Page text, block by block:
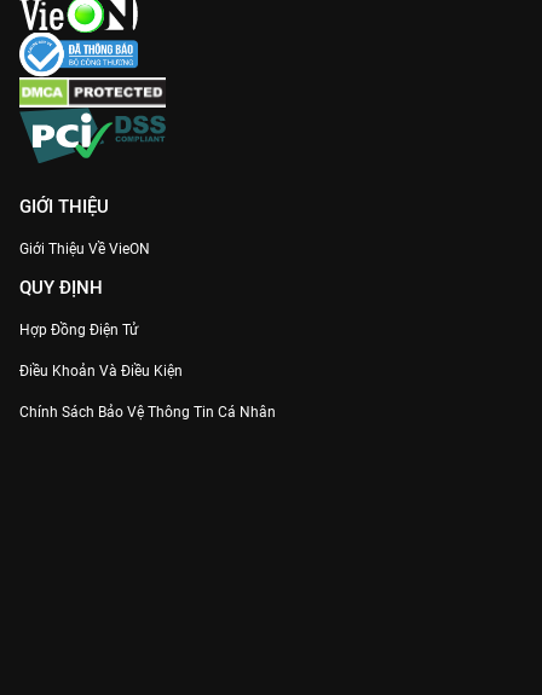
GIỚI THIỆU
Giới Thiệu Về VieON
QUY ĐỊNH
Hợp Đồng Điện Tử
Điều Khoản Và Điều Kiện
Chính Sách Bảo Vệ Thông Tin Cá Nhân